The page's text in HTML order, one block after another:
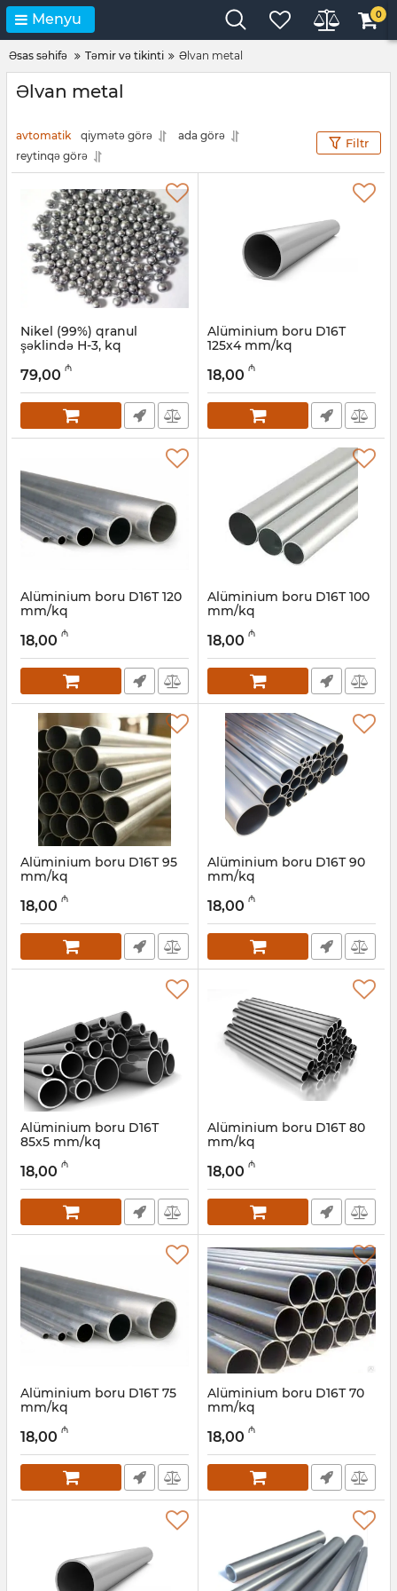
Menyu 0
Əsas səhifə Təmir və tikinti Əlvan metal
Əlvan metal
avtomatik qiymətə görə
ada görə
reytinqə görə
Filtr
Nikel (99%) qranul
şəklində Н-3, kq
12018540
79,00 ₼
Alüminium boru D16Т
125х4 mm/kq
030001067
18,00 ₼
Alüminium boru D16Т 120
mm/kq
030001066
18,00 ₼
Alüminium boru D16Т 100
mm/kq
030001065
18,00 ₼
Alüminium boru D16Т 95
mm/kq
030001064
18,00 ₼
Alüminium boru D16Т 90
mm/kq
030001063
18,00 ₼
Alüminium boru D16Т
85x5 mm/kq
030001062
18,00 ₼
Alüminium boru D16Т 80
mm/kq
030001061
18,00 ₼
Alüminium boru D16Т 75
mm/kq
030001060
18,00 ₼
Alüminium boru D16Т 70
mm/kq
030001059
18,00 ₼